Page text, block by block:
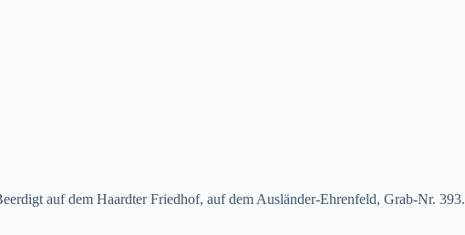
auf dem Haardter Friedhof, auf dem Ausländer-Ehrenfeld, Grab-Nr. 393.